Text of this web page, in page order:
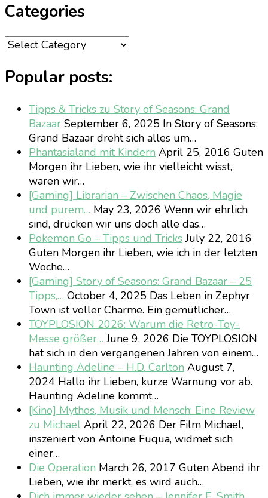
Categories
Categories
Popular posts:
Tipps & Tricks zu Story of Seasons: Grand
Bazaar September 6, 2025 In Story of Seasons:
Grand Bazaar dreht sich alles um…
Phantasialand mit Kindern April 25, 2016 Guten
Morgen ihr Lieben, wie ihr vielleicht wisst,
waren wir…
[Gaming] Librarian – Zwischen Chaos, Magie
und purem… May 23, 2026 Wenn wir ehrlich
sind, drücken wir uns doch alle das…
Pokemon Go – Tipps und TricksJuly 22, 2016
Guten Morgen ihr Lieben, wie ich in der letzten
Woche…
[Gaming] Story of Seasons: Grand Bazaar – 25
Tipps,… October 4, 2025 Das Leben in Zephyr
Town ist voller Charme. Ein gemütlicher…
TOYPLOSION 2026: Warum die Retro-Toy-
Messe größer… June 9, 2026 Die TOYPLOSION
hat sich in den vergangenen Jahren von einem…
Haunting Adeline – H.D. Carlton August 7,
2024 Hallo ihr Lieben, kurze Warnung vor ab.
Haunting Adeline kommt…
[Kino] Mythos, Musik und Mensch: Eine Review
zu Michael April 22, 2026 Der Film Michael,
inszeniert von Antoine Fuqua, widmet sich
einer…
Die Operation March 26, 2017 Guten Abend ihr
Lieben, wie ihr merkt, es wird auch…